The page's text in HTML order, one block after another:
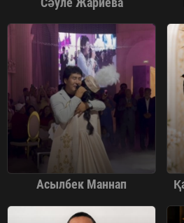
Асылбек Маннап